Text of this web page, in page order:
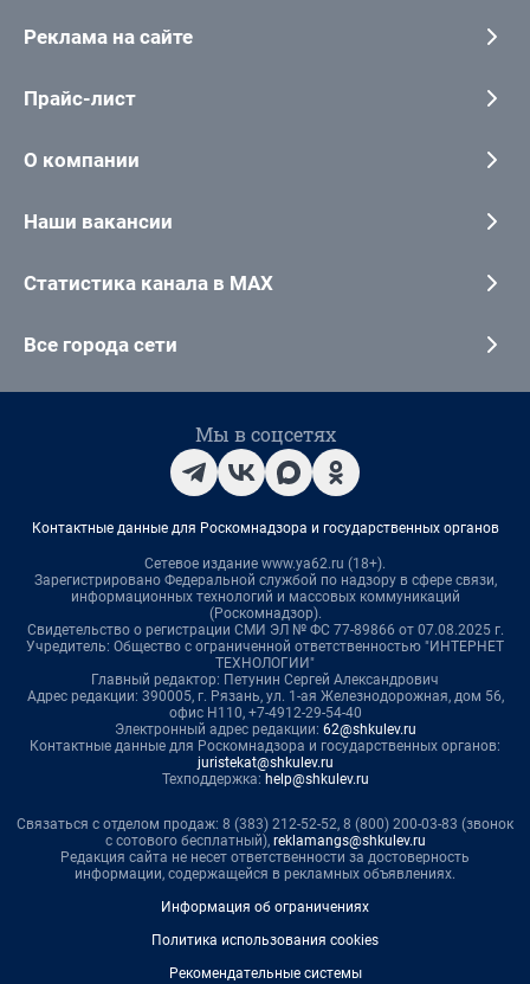
Реклама на сайте
Прайс-лист
О компании
Наши вакансии
Статистика канала в MAX
Все города сети
Мы в соцсетях
Контактные данные для Роскомнадзора и государственных органов
Сетевое издание www.ya62.ru (18+).
Зарегистрировано Федеральной службой по надзору в сфере связи,
информационных технологий и массовых коммуникаций
(Роскомнадзор).
Свидетельство о регистрации СМИ ЭЛ № ФС 77-89866 от 07.08.2025 г.
Учредитель: Общество с ограниченной ответственностью "ИНТЕРНЕТ
ТЕХНОЛОГИИ"
Главный редактор: Петунин Сергей Александрович
Адрес редакции: 390005, г. Рязань, ул. 1-ая Железнодорожная, дом 56,
офис Н110, +7-4912-29-54-40
Электронный адрес редакции: 62@shkulev.ru
Контактные данные для Роскомнадзора и государственных органов:
juristekat@shkulev.ru
Техподдержка: help@shkulev.ru
Связаться с отделом продаж: 8 (383) 212-52-52, 8 (800) 200-03-83 (звонок
с сотового бесплатный), reklamangs@shkulev.ru
Редакция сайта не несет ответственности за достоверность
информации, содержащейся в рекламных объявлениях.
Информация об ограничениях
Политика использования cookies
Рекомендательные системы